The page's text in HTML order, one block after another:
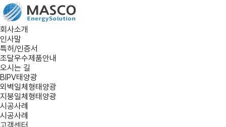
회사소개
인사말
특허/인증서
조달우수제품안내
오시는 길
BIPV태양광
외벽일체형태양광
지붕일체형태양광
시공사례
시공사례